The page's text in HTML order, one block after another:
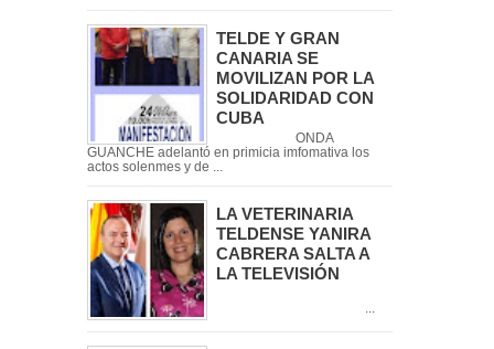
TELDE Y GRAN
CANARIA SE
MOVILIZAN POR LA
SOLIDARIDAD CON
CUBA
ONDA
GUANCHE adelantó en primicia imfomativa los
actos solenmes y de ...
LA VETERINARIA
TELDENSE YANIRA
CABRERA SALTA A
LA TELEVISIÓN